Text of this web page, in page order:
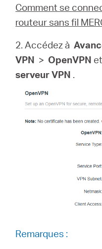
Comment se
routeur sans fil
2. Accédez à
VPN > OpenVPN
serveur VPN .
Remarques :